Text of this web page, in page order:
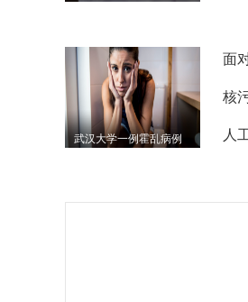
武汉大学一例霍乱病例